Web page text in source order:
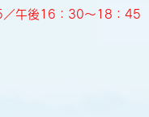
／午後16：30～18：45